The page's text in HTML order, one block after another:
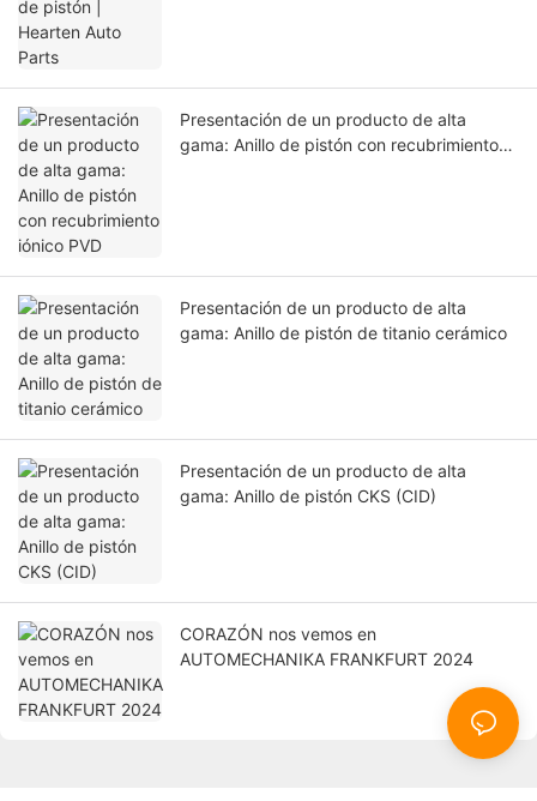
Presentación de un producto de alta
gama: Anillo de pistón con recubrimiento
Presentación de un producto de alta
gama: Anillo de pistón de titanio cerámico
Presentación de un producto de alta
gama: Anillo de pistón CKS (CID)
CORAZÓN nos vemos en
AUTOMECHANIKA FRANKFURT 2024